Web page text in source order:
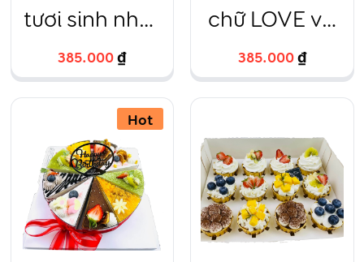
tươi sinh nhật
quả sầu riêng
Size 20
385.000₫
chữ LOVE và
I(love)U Trà
xanh, Trứng
leo, Dâu tây,
Sô cô la – Đặc
biệt
385.000₫
Hot